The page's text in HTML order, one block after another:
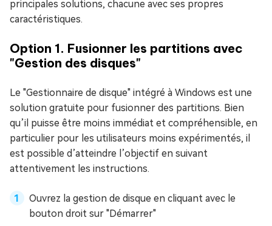
principales solutions, chacune avec ses propres
caractéristiques.
Option 1. Fusionner les partitions avec
"Gestion des disques"
Le "Gestionnaire de disque" intégré à Windows est une
solution gratuite pour fusionner des partitions. Bien
qu’il puisse être moins immédiat et compréhensible, en
particulier pour les utilisateurs moins expérimentés, il
est possible d’atteindre l’objectif en suivant
attentivement les instructions.
Ouvrez la gestion de disque en cliquant avec le
bouton droit sur "Démarrer"